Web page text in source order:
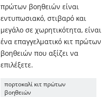
πρώτων βοηθειών είναι
εντυπωσιακό, στιβαρό και
μεγάλο σε χωρητικότητα, είναι
ένα επαγγελματικό κιτ πρώτων
βοηθειών που αξίζει να
επιλέξετε.
πορτοκαλί κιτ πρώτων
βοηθειών